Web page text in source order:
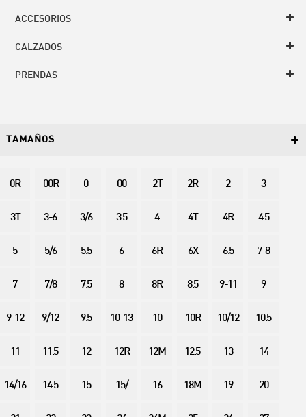
ACCESORIOS
CALZADOS
PRENDAS
TAMAÑOS
0R 00R 0 00 2T 2R 2 3
3T 3-6 3/6 3.5 4 4T 4R 4.5
5 5/6 5.5 6 6R 6X 6.5 7-8
7 7/8 7.5 8 8R 8.5 9-11 9
9-12 9/12 9.5 10-13 10 10R 10/12 10.5
11 11.5 12 12R 12M 12.5 13 14
14/16 14.5 15 15/ 16 18M 19 20